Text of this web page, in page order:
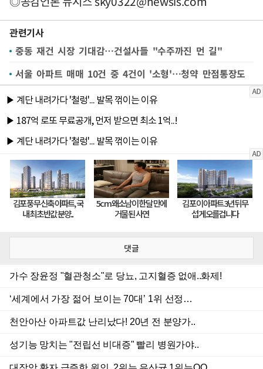
관련기사
중동 재건 시장 기대감…건설사들 "수주까진 먼 길"
서울 아파트 매매 10건 중 4건이 '소형'…청약 만점통장도
댓글